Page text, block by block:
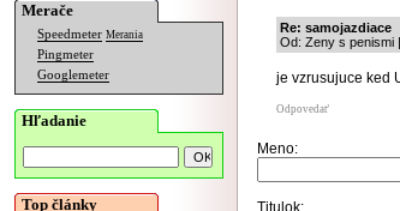
Merače
Speedmeter Merania
Pingmeter
Googlemeter
Hľadanie
Top články
Re: samojazdiace
Od: Zeny s penismi
je vzrusujuce ked
Odpovedať
Meno:
Titulok: